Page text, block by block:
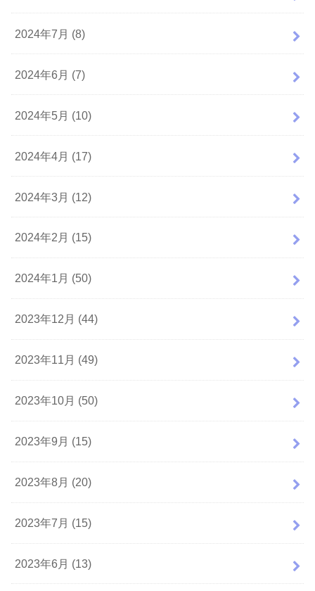
2024年7月 (8)
2024年6月 (7)
2024年5月 (10)
2024年4月 (17)
2024年3月 (12)
2024年2月 (15)
2024年1月 (50)
2023年12月 (44)
2023年11月 (49)
2023年10月 (50)
2023年9月 (15)
2023年8月 (20)
2023年7月 (15)
2023年6月 (13)